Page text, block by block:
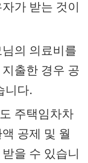
가 받는 것이
의 의료비를
출한 경우 공
니다.
주택임차차
공제 및 월
을 수 있습니